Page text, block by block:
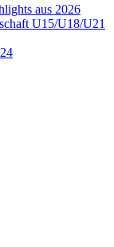
aus 2026
U15/U18/U21